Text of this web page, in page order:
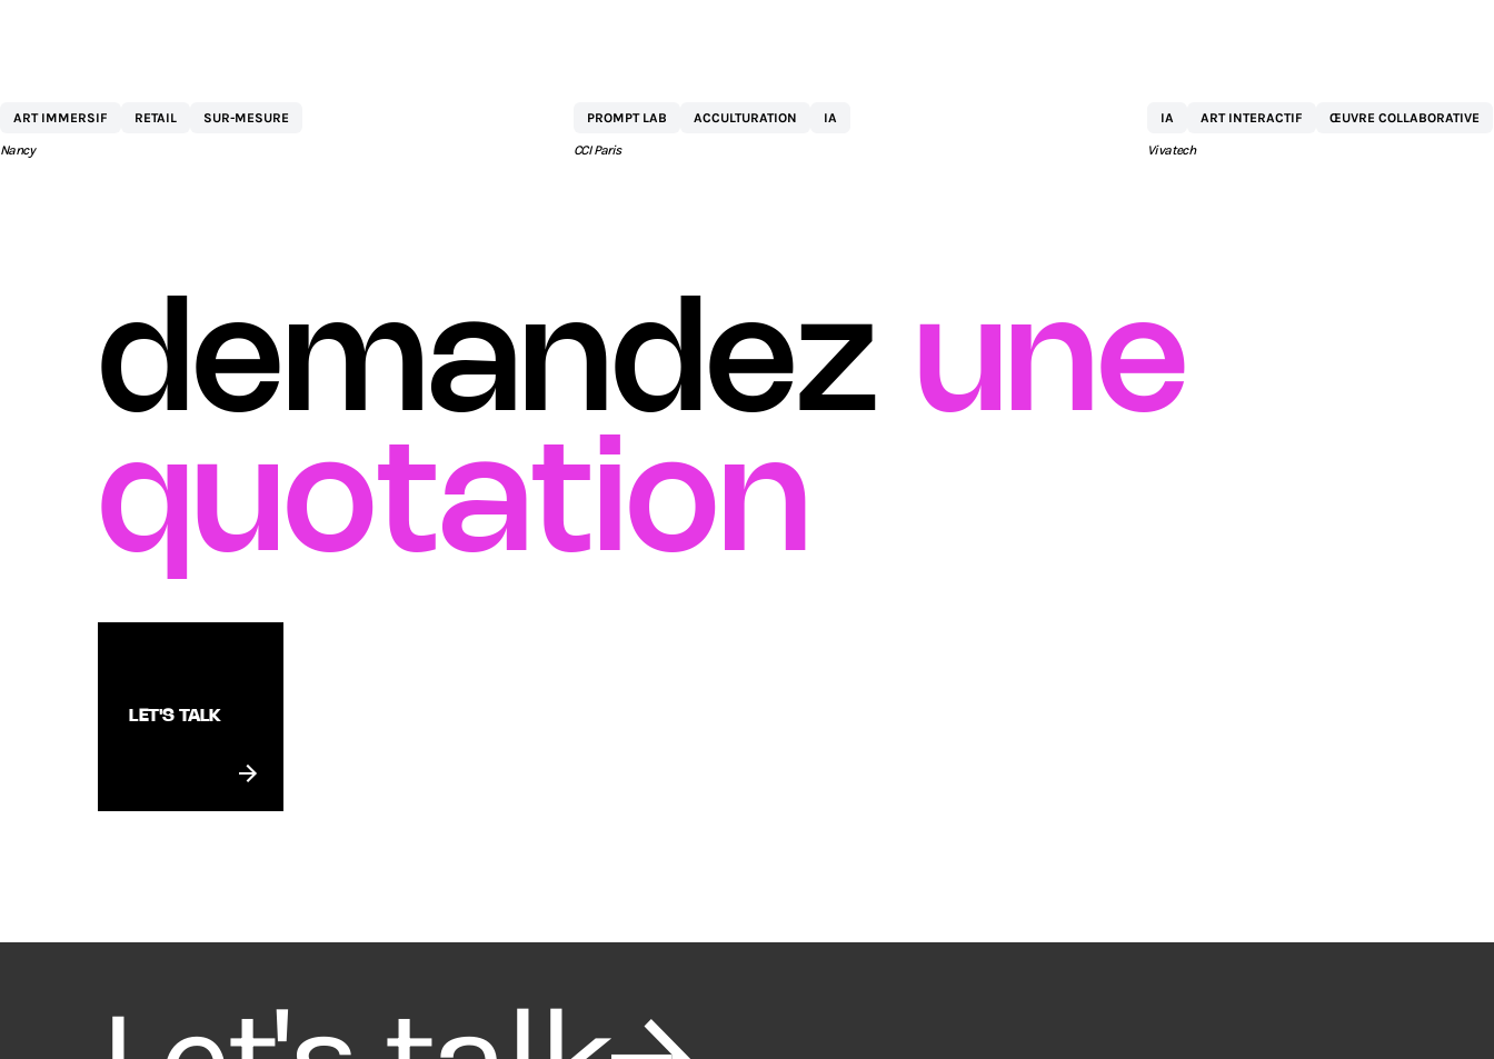
AEW
ART IMMERSIF RETAIL SUR-MESURE
Nancy
PROMPT LAB ACCULTURATION IA
CCI Paris
IA ART INTERACTIF ŒUVRE COLLABORATIVE
Vivatech
demandez une
quotation
LET'S TALK